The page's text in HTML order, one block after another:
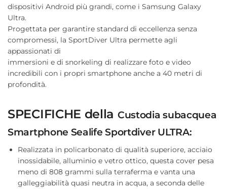
dispositivi Android più grandi, come i Samsung Galaxy
Ultra.
Progettata per garantire standard di eccellenza senza
compromessi, la SportDiver Ultra permette agli
appassionati di
immersioni e di snorkeling di realizzare foto e video
incredibili con i propri smartphone anche a 40 metri di
profondità.
SPECIFICHE della Custodia subacquea
Smartphone Sealife Sportdiver ULTRA:
Realizzata in policarbonato di qualità superiore, acciaio
inossidabile, alluminio e vetro ottico, questa cover pesa
meno di 808 grammi sulla terraferma e vanta una
galleggiabilità quasi neutra in acqua, a seconda delle